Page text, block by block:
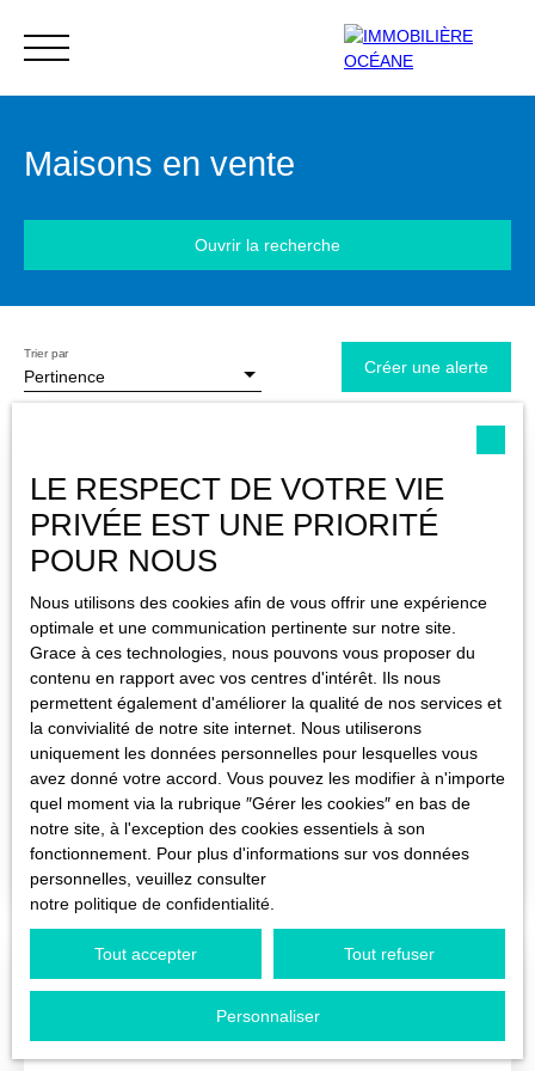
Menu
Maisons en vente
Ouvrir la recherche
Vente
Type d'offre
Localisation
Budget max (€)
Surface min (m²)
Pertinence
Trier par
Créer une alerte
174 500€
CRIQUETOT L ESNEVAL
5pièces 90.1m² Criquetot-l'Esneval 76280
Maison T5 d'une superficie de 90 m² dans le centre ville
de CRIQUETOT L'ESNEVAL proche de toutes
commodités / Lumineuse grâce à son exposition Sud ;
aménager, 3 chambres et un bureau, salle de bains et
dépendances. Cave en sous-sol. Travaux à prévoir, Idéal
investisseur ou Primo-accédant.
A voir absolument
LE RESPECT DE VOTRE VIE
PRIVÉE EST UNE PRIORITÉ
POUR NOUS
Nous utilisons des cookies afin de vous offrir une expérience
optimale et une communication pertinente sur notre site.
Grace à ces technologies, nous pouvons vous proposer du
contenu en rapport avec vos centres d'intérêt. Ils nous
permettent également d'améliorer la qualité de nos services et
la convivialité de notre site internet. Nous utiliserons
uniquement les données personnelles pour lesquelles vous
avez donné votre accord. Vous pouvez les modifier à n'importe
quel moment via la rubrique ″Gérer les cookies″ en bas de
notre site, à l'exception des cookies essentiels à son
fonctionnement. Pour plus d'informations sur vos données
personnelles, veuillez consulter
notre politique de confidentialité
Tout accepter Tout refuser
Personnaliser